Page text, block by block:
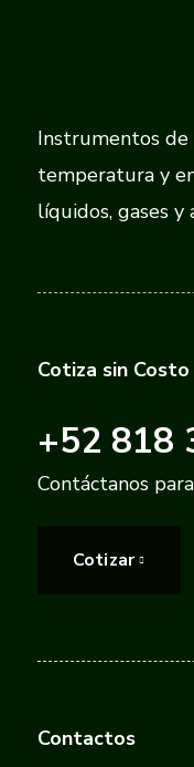
Instrumentos de
temperatura y
líquidos, gases y
Cotiza sin Costo
+52 818
Contáctanos
Cotizar
Contactos